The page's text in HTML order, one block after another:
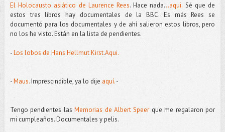
El Holocausto asiático de Laurence Rees. Hace nada...aqui. Sé que de
estos tres libros hay documentales de la BBC. Es más Rees se
documentó para los documentales y de ahí salieron estos libros, pero
no los he visto. Están en la lista de pendientes.
-Los lobos de Hans Hellmut Kirst.Aqui.
-Maus.Imprescindible, ya lo dije aquí.-
Tengo pendientes lasMemorias de Albert Speerque me regalaron por
mi cumpleaños. Documentales y pelis.